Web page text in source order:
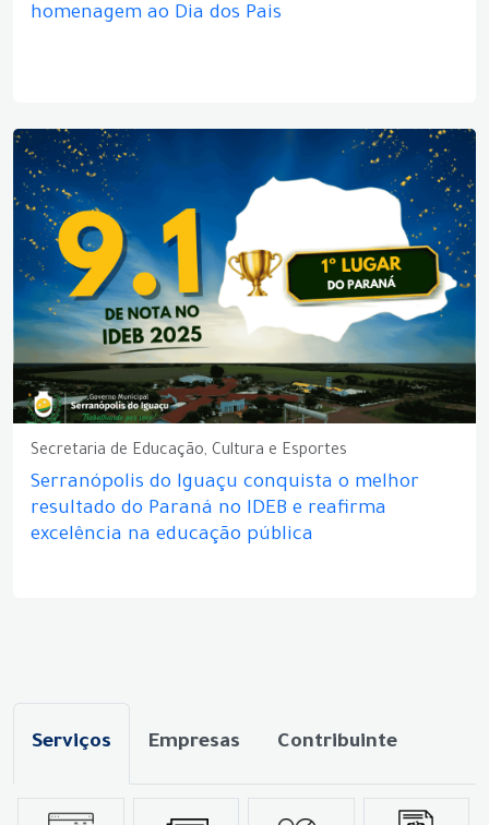
homenagem ao Dia dos Pais
Secretaria de Educação, Cultura e Esportes
Serranópolis do Iguaçu conquista o melhor
resultado do Paraná no IDEB e reafirma
excelência na educação pública
Serviços Empresas Contribuinte